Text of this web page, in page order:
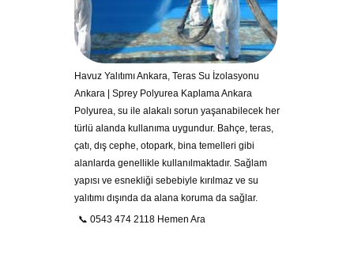
Havuz Yalıtımı Ankara, Teras Su İzolasyonu
Ankara | Sprey Polyurea Kaplama Ankara
Polyurea, su ile alakalı sorun yaşanabilecek her
türlü alanda kullanıma uygundur. Bahçe, teras,
çatı, dış cephe, otopark, bina temelleri gibi
alanlarda genellikle kullanılmaktadır. Sağlam
yapısı ve esnekliği sebebiyle kırılmaz ve su
yalıtımı dışında da alana koruma da sağlar.
📞 0543 474 2118 Hemen Ara